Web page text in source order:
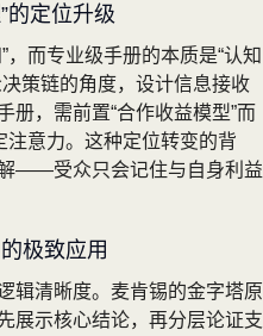
的定位升级
而专业级手册的本质是“认知
策链的角度，设计信息接收
册，需前置“合作收益模型”而
注意力。这种定位转变的背
——受众只会记住与自身利益
极致应用
辑清晰度。麦肯锡的金字塔原
展示核心结论，再分层论证支